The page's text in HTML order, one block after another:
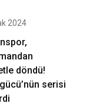
2024
döndü!
serisi